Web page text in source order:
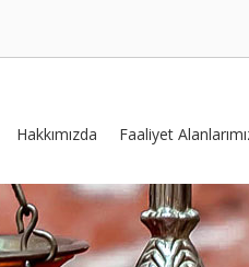
Hakkımızda Faaliyet